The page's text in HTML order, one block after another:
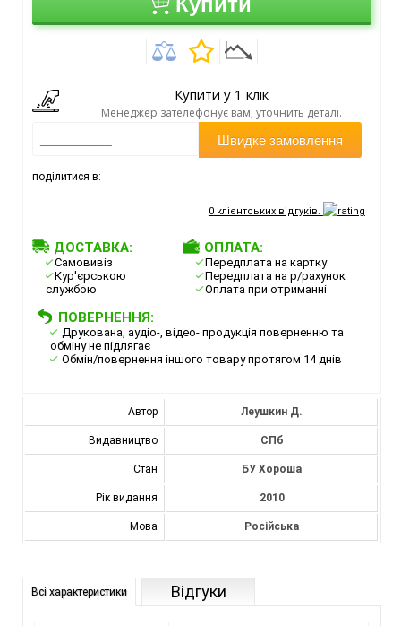
Купити у 1 клік
Менеджер зателефонує вам, уточнить деталі.
Швидке замовлення
поділитися в:
0клієнтських відгуків.
ДОСТАВКА:
Самовивіз
Кур'єрською
службою
ОПЛАТА:
Передплата на картку
Передплата на р/рахунок
Оплата при отриманні
ПОВЕРНЕННЯ:
Друкована, аудіо-, відео- продукція поверненню та
обміну не підлягає
Обмін/повернення іншого товару протягом 14 днів
Автор Леушкин Д.
Видавництво СПб
Стан БУ Хороша
Рік видання 2010
Мова Російська
Всі характеристики Відгуки